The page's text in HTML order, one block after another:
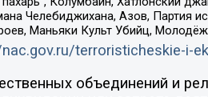
Челебиджихана, Азов, Партия
Маньяки Культ Убийц,
terroristicheskie-i-
объединений и